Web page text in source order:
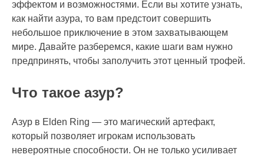
эффектом и возможностями. Если вы хотите узнать,
как найти азура, то вам предстоит совершить
небольшое приключение в этом захватывающем
мире. Давайте разберемся, какие шаги вам нужно
предпринять, чтобы заполучить этот ценный трофей.
Что такое азур?
Азур в Elden Ring — это магический артефакт,
который позволяет игрокам использовать
невероятные способности. Он не только усиливает